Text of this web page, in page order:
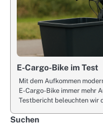
E-Cargo-Bike im Test
Mit dem Aufkommen
E-Cargo-Bike immer mehr
Testbericht beleuchten wir
Suchen